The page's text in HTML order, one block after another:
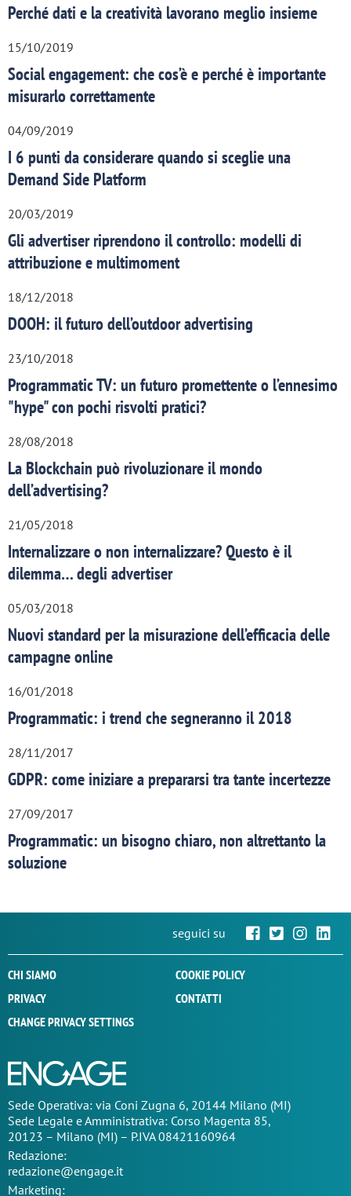
Perché dati e la creatività lavorano meglio insieme
15/10/2019
Social engagement: che cos’è e perché è importante
misurarlo correttamente
04/09/2019
I 6 punti da considerare quando si sceglie una
Demand Side Platform
20/03/2019
Gli advertiser riprendono il controllo: modelli di
attribuzione e multimoment
18/12/2018
DOOH: il futuro dell’outdoor advertising
23/10/2018
Programmatic TV: un futuro promettente o l’ennesimo
"hype" con pochi risvolti pratici?
28/08/2018
La Blockchain può rivoluzionare il mondo
dell’advertising?
21/05/2018
Internalizzare o non internalizzare? Questo è il
dilemma… degli advertiser
05/03/2018
Nuovi standard per la misurazione dell’efficacia delle
campagne online
16/01/2018
Programmatic: i trend che segneranno il 2018
28/11/2017
GDPR: come iniziare a prepararsi tra tante incertezze
27/09/2017
Programmatic: un bisogno chiaro, non altrettanto la
soluzione
seguici su
CHI SIAMO
COOKIE POLICY
PRIVACY
CONTATTI
CHANGE PRIVACY SETTINGS
Sede Operativa: via Coni Zugna 6, 20144 Milano (MI)
Sede Legale e Amministrativa: Corso Magenta 85,
20123 – Milano (MI) – P.IVA 08421160964
Redazione:
redazione@engage.it
Marketing: